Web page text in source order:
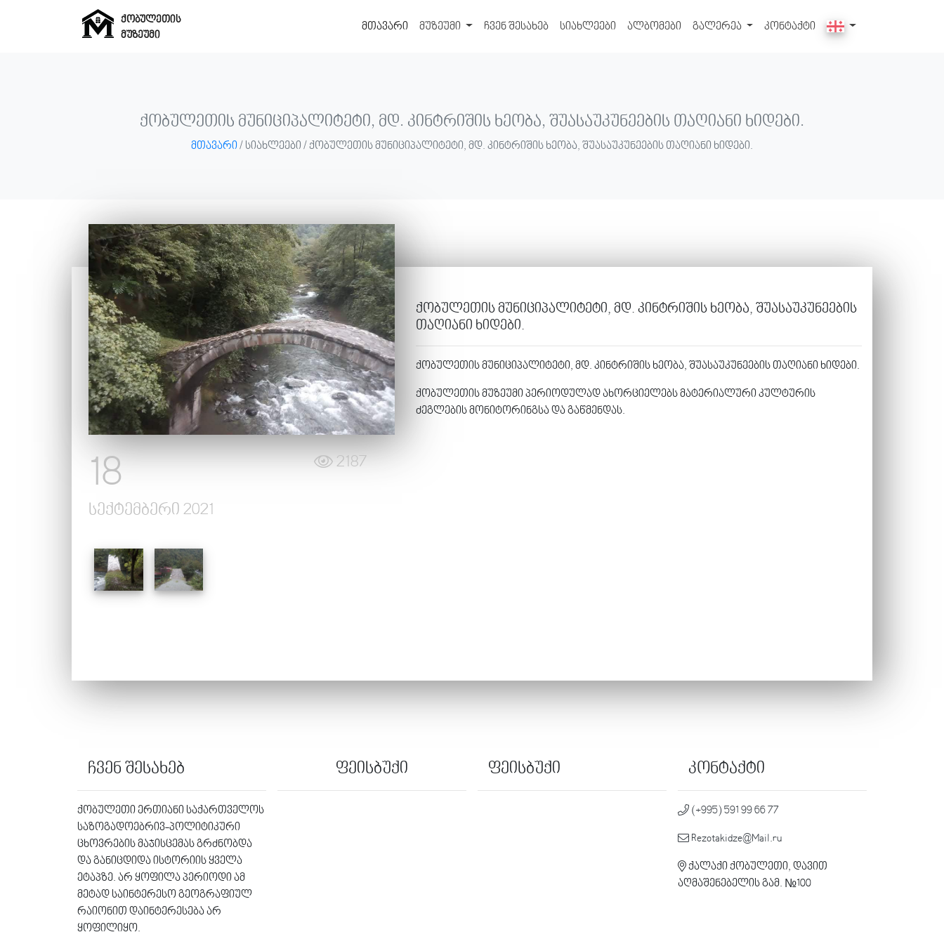
ქობულეთის
მუზეუმი
მთავარი მუზეუმი ჩვენ შესახებ სიახლეები ალბომები გალერეა კონტაქტი
ქობულეთის მუნიციპალიტეტი, მდ. კინტრიშის ხეობა, შუასაუკუნეების თაღიანი ხიდები.
მთავარი/ სიახლეები / ქობულეთის მუნიციპალიტეტი, მდ. კინტრიშის ხეობა, შუასაუკუნეების თაღიანი ხიდები.
18
სექტემბერი 2021
2187
ქობულეთის მუნიციპალიტეტი, მდ. კინტრიშის ხეობა, შუასაუკუნეების
თაღიანი ხიდები.
ქობულეთის მუნიციპალიტეტი, მდ. კინტრიშის ხეობა, შუასაუკუნეების თაღიანი ხიდები.
ქობულეთის მუზეუმი პერიოდულად ახორციელებს მატერიალური კულტურის
ძეგლების მონიტორინგსა და გაწმენდას.
ჩვენ შესახებ
ქობულეთი ერთიანი საქართველოს
საზოგადოებრივ-პოლიტიკური
ცხოვრების მაჯისცემას გრძნობდა
და განიცდიდა ისტორიის ყველა
ეტაპზე. არ ყოფილა პერიოდი ამ
მეტად საინტერესო გეოგრაფიულ
რაიონით დაინტერესება არ
ყოფილიყო.
ფეისბუქი ფეისბუქი კონტაქტი
(+995) 591 99 66 77
Rezotakidze@Mail.ru
ქალაქი ქობულეთი, დავით
აღმაშენებელის გამ. №100